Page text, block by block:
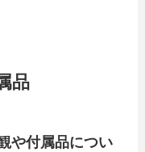
品
や付属品につい